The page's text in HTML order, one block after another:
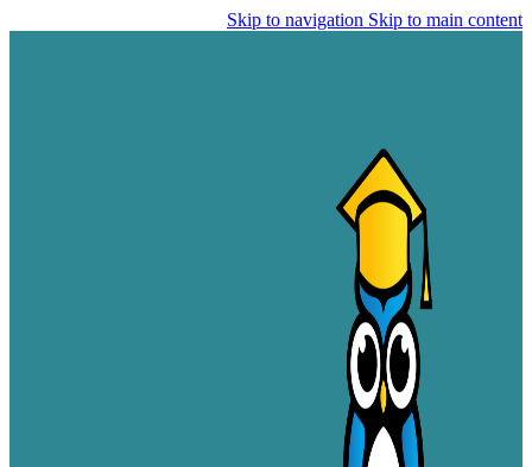
Skip to navigation Skip to main content